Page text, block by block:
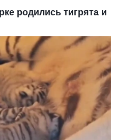
родились тигрята и